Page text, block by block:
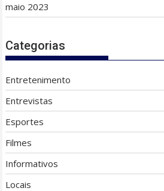
maio 2023
Categorias
Entretenimento
Entrevistas
Esportes
Filmes
Informativos
Locais